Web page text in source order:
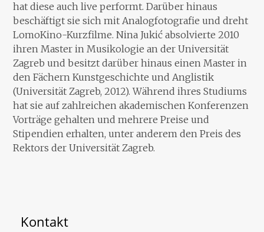
hat diese auch live performt. Darüber hinaus
beschäftigt sie sich mit Analogfotografie und dreht
LomoKino-Kurzfilme. Nina Jukić absolvierte 2010
ihren Master in Musikologie an der Universität
Zagreb und besitzt darüber hinaus einen Master in
den Fächern Kunstgeschichte und Anglistik
(Universität Zagreb, 2012). Während ihres Studiums
hat sie auf zahlreichen akademischen Konferenzen
Vorträge gehalten und mehrere Preise und
Stipendien erhalten, unter anderem den Preis des
Rektors der Universität Zagreb.
Kontakt